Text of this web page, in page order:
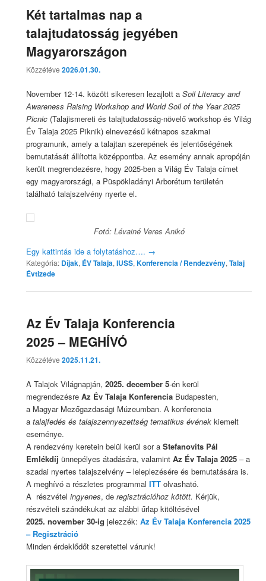
Két tartalmas nap a
talajtudatosság jegyében
Magyarországon
Közzétéve2026.01.30.
November 12-14. között sikeresen lezajlott aSoil Literacy and
Awareness Raising Workshop and World Soil of the Year 2025
Picnic (Talajismereti és talajtudatosság-növelő workshop és Világ
Év Talaja 2025 Piknik) elnevezésű kétnapos szakmai
programunk, amely a talajtan szerepének és jelentőségének
bemutatását állította középpontba. Az esemény annak apropóján
került megrendezésre, hogy 2025-ben a Világ Év Talaja címet
egy magyarországi, a Püspökladányi Arborétum területén
található talajszelvény nyerte el.
Fotó: Lévainé Veres Anikó
Egy kattintás ide a folytatáshoz…. →
Kategória: Díjak, ÉV Talaja,IUSS,Konferencia / Rendezvény,Talaj
Évtizede
Az Év Talaja Konferencia
2025 – MEGHÍVÓ
Közzétéve2025.11.21.
A Talajok Világnapján,2025. december 5-én kerül
megrendezésreAz Év Talaja Konferencia Budapesten,
a Magyar Mezőgazdasági Múzeumban. A konferencia
atalajfedés és talajszennyezettség tematikus évének kiemelt
eseménye.
A rendezvény keretein belül kerül sor aStefanovits Pál
Emlékdíj ünnepélyes átadására, valamintAz Év Talaja 2025 – a
szadai nyertes talajszelvény – leleplezésére és bemutatására is.
A meghívó a részletes programmalITTolvasható.
A részvételingyenes, deregisztrációhoz kötött. Kérjük,
részvételi szándékukat az alábbi űrlap kitöltésével
2025. november 30-igjelezzék:Az Év Talaja Konferencia 2025
– Regisztráció
Minden érdeklődőt szeretettel várunk!